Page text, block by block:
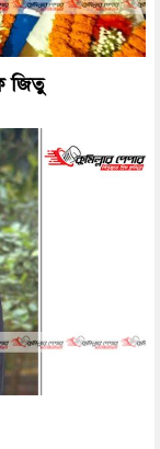
জিতু